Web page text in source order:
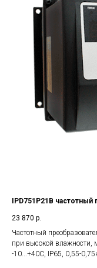
IPD751P21B
23 870 р.
Частотный
при высокой влажности,
-10...+40С, IP65, 0,55-